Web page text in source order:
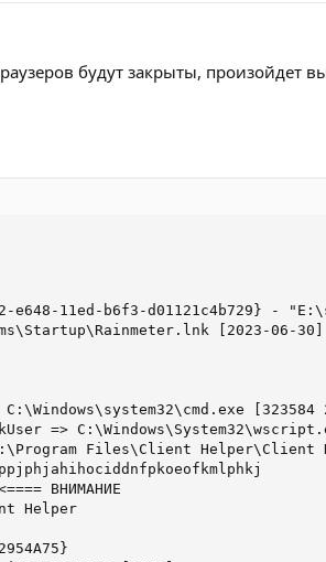
будут закрыты, произойдет